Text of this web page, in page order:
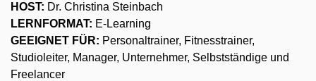
HOST: Dr. Christina Steinbach
LERNFORMAT: E-Learning
GEEIGNET FÜR: Personaltrainer, Fitnesstrainer,
Studioleiter, Manager, Unternehmer, Selbstständige und
Freelancer